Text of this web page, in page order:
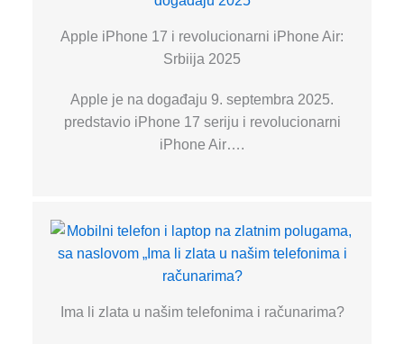
Apple iPhone 17 i revolucionarni iPhone Air:
Srbiija 2025
Apple je na događaju 9. septembra 2025.
predstavio iPhone 17 seriju i revolucionarni
iPhone Air….
Ima li zlata u našim telefonima i računarima?